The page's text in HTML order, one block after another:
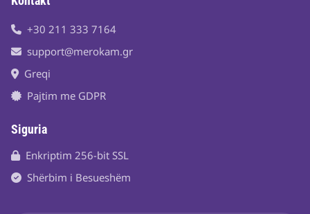
+30 211 333 7164
support@merokam.gr
Greqi
Pajtim me GDPR
Siguria
Enkriptim 256-bit SSL
Shërbim i Besueshëm